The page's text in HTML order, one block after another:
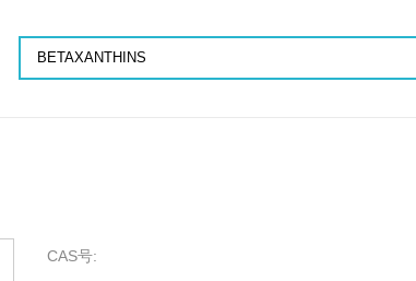
CAS号: